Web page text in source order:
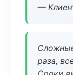
—
раза,